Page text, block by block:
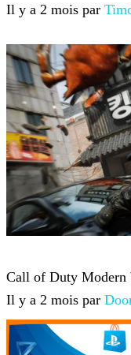
Il y a 2 mois par
Call of Duty Modern
Il y a 2 mois par